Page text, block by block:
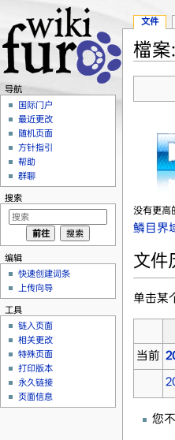
檔案
没有更高
鳞目界
文件
单击某
当前
您
文件
导航
国际门户
最近更改
随机页面
方针指引
帮助
群聊
搜索
编辑
快速创建词条
上传向导
工具
链入页面
相关更改
特殊页面
打印版本
永久链接
页面信息